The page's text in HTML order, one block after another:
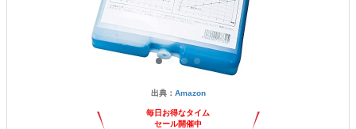
出典： Amazon
毎日お得なタイム
セール開催中